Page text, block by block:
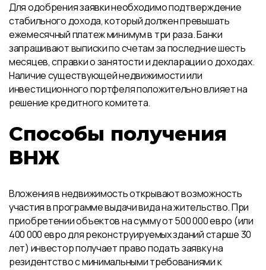
Для одобрения заявки необходимо подтверждение
стабильного дохода, который должен превышать
ежемесячный платеж минимум в три раза. Банки
запрашивают выписки по счетам за последние шесть
месяцев, справки о занятости и декларации о доходах.
Наличие существующей недвижимости или
инвестиционного портфеля положительно влияет на
решение кредитного комитета.
Способы получения
ВНЖ
Вложения в недвижимость открывают возможность
участия в программе выдачи вида на жительство. При
приобретении объектов на сумму от 500 000 евро (или
400 000 евро для реконструируемых зданий старше 30
лет) инвестор получает право подать заявку на
резидентство с минимальными требованиями к